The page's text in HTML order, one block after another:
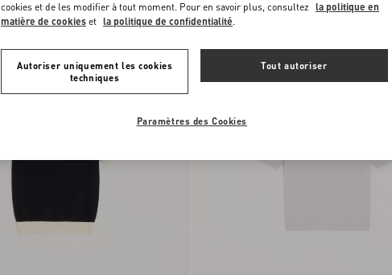
Nouveauté
cookies et de les modifier à tout moment. Pour en savoir plus, consultez la politique en
matière de cookies et la politique de confidentialité.
Autoriser uniquement les cookies
techniques
Tout autoriser
Paramètres des Cookies